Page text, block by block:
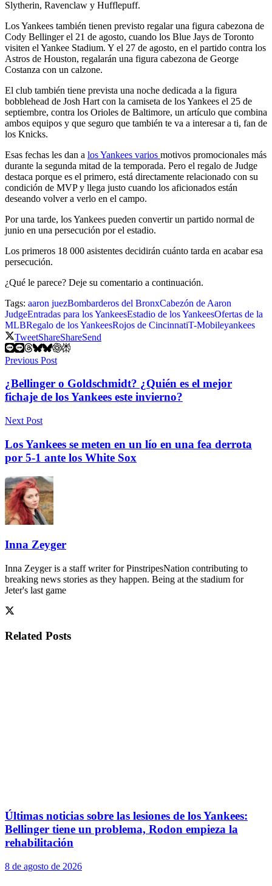
Slytherin, Ravenclaw y Hufflepuff.
Los Yankees también tienen previsto regalar una figura cabezona de
Cody Bellinger el 21 de agosto, cuando los Blue Jays de Toronto
visiten el Yankee Stadium. Y el 27 de agosto, en el partido contra los
Astros de Houston, regalarán una figura cabezona de George
Costanza con un calzone.
El club también tiene prevista una noche dedicada a la figura
bobblehead de Josh Hart con la camiseta de los Yankees el 25 de
septiembre, contra los Orioles de Baltimore, un artículo que combina
ambos equipos y que seguro que también te va a interesar a ti, fan de
los Knicks.
Esas fechas les dan a los Yankees varios motivos promocionales más
durante la segunda mitad de la temporada. Pero el regalo de Judge
destaca porque es el primero, está directamente relacionado con su
condición de MVP y llega justo cuando los aficionados están
deseando volver a verlo en el campo.
Por una tarde, los Yankees pueden convertir un partido normal de
junio en una persecución por el estadio.
Los primeros 18 000 asistentes decidirán cuánto tarda en acabar esa
persecución.
¿Qué le parece? Deje su comentario a continuación.
Tags: aaron juezBombarderos del BronxCabezón de Aaron
JudgeEntradas para los YankeesEstadio de los YankeesOfertas de la
MLBRegalo de los YankeesRojos de CincinnatiT-Mobileyankees
TweetShareShareSend
Previous Post
¿Bellinger o Goldschmidt? ¿Quién es el mejor
fichaje de los Yankees este invierno?
Next Post
Los Yankees se meten en un lío en una fea derrota
por 5-1 ante los White Sox
Inna Zeyger
Inna Zeyger is a staff writer for PinstripesNation contributing to
breaking news stories as they happen. Being at the stadium for
Jeter's last game
Related Posts
Últimas noticias sobre las lesiones de los Yankees:
Bellinger tiene un problema, Rodon empieza la
rehabilitación
8 de agosto de 2026